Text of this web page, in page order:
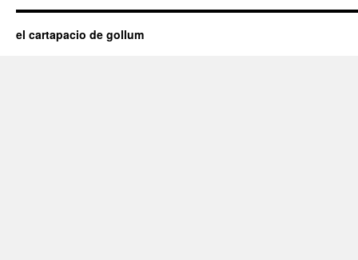
el cartapacio de gollum